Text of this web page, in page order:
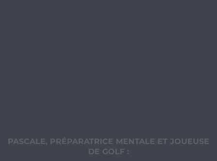
PASCALE, PRÉPARATRICE MENTALE ET JOUEUSE
DE GOLF :